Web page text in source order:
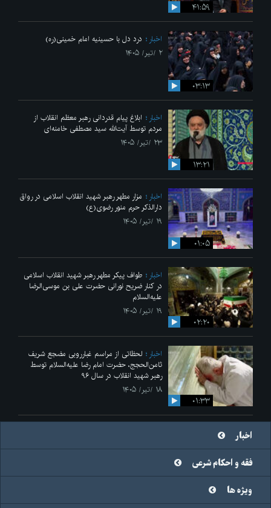
۴۱:۵۹
۰۳:۱۳
اخبار
درد دل با حسینیه امام خمینی(ره)
۲ /تیر/ ۱۴۰۵
۱۳:۲۱
اخبار
ابلاغ پیام قدردانی رهبر معظم انقلاب از
مردم توسط آیت‌الله سید مصطفی خامنه‌ای
۲۳ /تیر/ ۱۴۰۵
۰۱:۰۵
اخبار
مزار مطهر رهبر شهید انقلاب اسلامی در رواق
دارالذکر حرم منور رضوی(ع)
۱۹ /تیر/ ۱۴۰۵
۰۲:۲۰
اخبار
طواف پیکر مطهر رهبر شهید انقلاب اسلامی
در کنار ضریح نورانی حضرت علی‌ بن موسی‌الرضا
علیه‌السلام
۱۹ /تیر/ ۱۴۰۵
۰۱:۳۳
اخبار
لحظاتی از مراسم غبارروبی مضجع شریف
ثامن‌الحجج، حضرت امام رضا علیه‌السلام توسط
رهبر شهید انقلاب در سال ۹۶
۱۸ /تیر/ ۱۴۰۵
اخبار
فقه و احکام شرعی
ویژه ها